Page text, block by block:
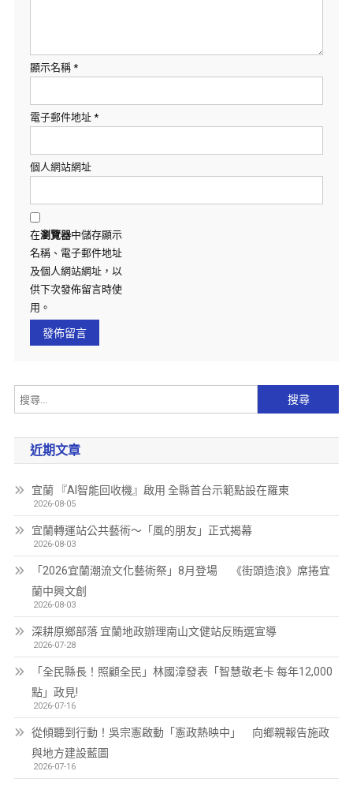
顯示名稱 *
電子郵件地址 *
個人網站網址
在瀏覽器中儲存顯示
名稱、電子郵件地址
及個人網站網址，以
供下次發佈留言時使
用。
近期文章
宜蘭 『AI智能回收機』啟用 全縣首台示範點設在羅東
2026-08-05
宜蘭轉運站公共藝術～「風的朋友」正式揭幕
2026-08-03
「2026宜蘭潮流文化藝術祭」8月登場 《街頭造浪》席捲宜
蘭中興文創
2026-08-03
深耕原鄉部落 宜蘭地政辦理南山文健站反賄選宣導
2026-07-28
「全民縣長！照顧全民」林國漳發表「智慧敬老卡 每年12,000
點」政見!
2026-07-16
從傾聽到行動！吳宗憲啟動「憲政熱映中」 向鄉親報告施政
與地方建設藍圖
2026-07-16